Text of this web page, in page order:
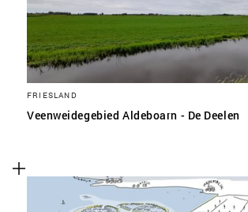
FRIESLAND
Veenweidegebied Aldeboarn - De Deelen